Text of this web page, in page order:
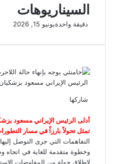
السيناريوهات
يونيو 15, 2026دقيقة واحدة
الرئيس الإيراني مسعود بزشكيان
شاركها
ي
س
ب
و
ك
و
ي
ت
ر
ا
س
ن
ج
ر
ا
س
ن
ج
ر
ا
ت
س
ا
ب
ي
ل
ق
ر
ا
ش
ا
ر
ك
ة
أدلى الرئيس الإيراني مسعود
تمثل تحولاً بارزاً في مسار
التفاهمات التي جرى التوصل
وخطوة متقدمة للغاية في اتجاه
لإطلاق جولة من المفاوضات